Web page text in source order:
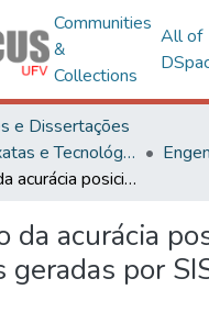
Communities
&
Collections
All of
e Dissertações
Ciências Exatas e Tecnológicas
Avaliação da acurácia posicional de ortofotos geradas por SISVANT
da acurácia
geradas por